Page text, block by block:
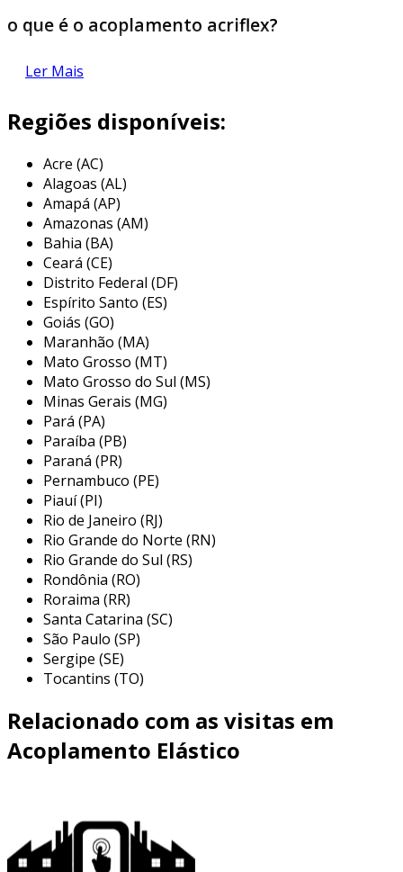
o que é o acoplamento acriflex?
trata-se de um acoplamento flexível, projetado
para conectar eixos que possuem
de forma eficaz ao compensar essas
aumenta a durabilidade dos componentes
envolvidos.
principais características
o acoplamento acriflex possui características
que o tornam ideal para diversas aplicações.
entre as principais, podemos destacar:
flexibilidade:permite certa
movimentação entre os eixos, absorvendo
vibrações e choques.
durabilidade: fabricado com materiais de
alta resistência, garante vida útil
prolongada.
fácil manutenção:
e não demanda ferramentas especiais.
ampla gama de aplicações:
motores, redutores e compressores em
diferentes setores.
essas características fazem do acriflex uma
opção confiável para diversas indústrias, como
a automotiva, metalúrgica e petroquímica.
vantagens do acoplamento acriflex
além das características mencionadas, o
acoplamento acriflex oferece diversas
redução de desgaste:
ajuda a diminuir o atrito entre os
Ler Mais
Regiões disponíveis:
Acre (AC)
Alagoas (AL)
Amapá (AP)
Amazonas (AM)
Bahia (BA)
Ceará (CE)
Distrito Federal (DF)
Espírito Santo (ES)
Goiás (GO)
Maranhão (MA)
Mato Grosso (MT)
Mato Grosso do Sul (MS)
Minas Gerais (MG)
Pará (PA)
Paraíba (PB)
Paraná (PR)
Pernambuco (PE)
Piauí (PI)
Rio de Janeiro (RJ)
Rio Grande do Norte (RN)
Rio Grande do Sul (RS)
Rondônia (RO)
Roraima (RR)
Santa Catarina (SC)
São Paulo (SP)
Sergipe (SE)
Tocantins (TO)
Relacionado com as visitas em
Acoplamento Elástico